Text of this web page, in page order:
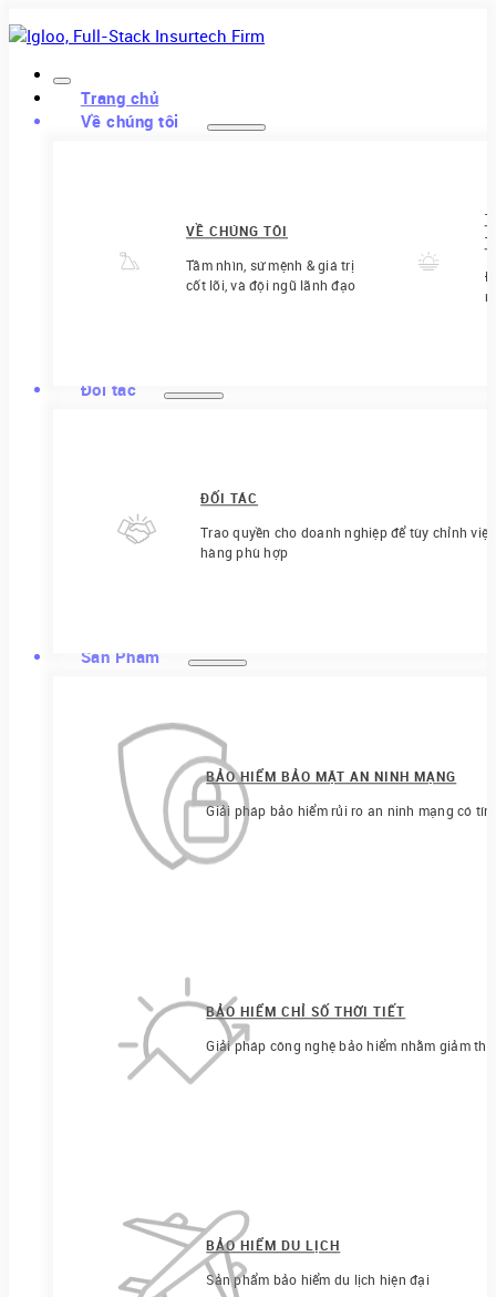
Trang chủ
Về chúng tôi
VỀ CHÚNG TÔI
Tầm nhìn, sứ mệnh & giá trị
cốt lõi, và đội ngũ lãnh đạo
Đối tác
ĐỐI TÁC
Trao quyền cho doanh nghiệp để tùy chỉnh
hàng phù hợp
Sản Phẩm
BẢO HIỂM BẢO MẬT AN NINH MẠNG
Giải pháp bảo hiểm rủi ro an ninh mạng có
BẢO HIỂM CHỈ SỐ THỜI TIẾT
Giải pháp công nghệ bảo hiểm nhằm giảm
BẢO HIỂM DU LỊCH
Sản phẩm bảo hiểm du lịch hiện đại